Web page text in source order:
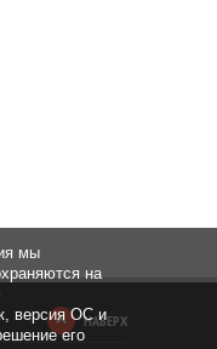
НАВЕРХ
мы
на
версия ОС и
его